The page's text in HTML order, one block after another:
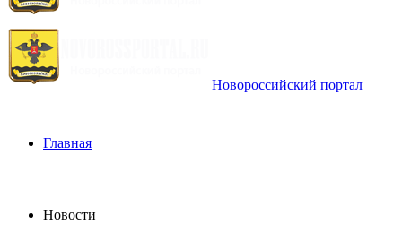
Новороссийский портал
Главная
Новости